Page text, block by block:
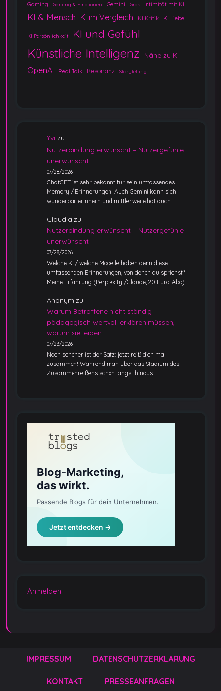
Gaming Gaming & Emotionen Gemini Grok Intimität mit KI
KI & Mensch KI im Vergleich KI Kritik KI Liebe
KI Persönlichkeit KI und Gefühl
Künstliche Intelligenz Nähe zu KI
OpenAI Real Talk Resonanz Storytelling
Yvi zu
Nutzerbindung erwünscht – Nutzergefühle
unerwünscht
07/28/2026
ChatGPT ist sehr bekannt für sein umfassendes
Memory / Erinnerungen. Auch Gemini kann sich
wunderbar erinnern und mittlerweile hat auch…
Claudia zu
Nutzerbindung erwünscht – Nutzergefühle
unerwünscht
07/28/2026
Welche KI / welche Modelle haben denn diese
umfassenden Erinnerungen, von denen du sprichst?
Meine Erfahrung (Perplexity /Claude, 20 Euro-Abo)…
Anonym zu
Warum Betroffene nicht ständig
pädagogisch wertvoll erklären müssen,
warum sie leiden
07/23/2026
Noch schöner ist der Satz: jetzt reiß dich mal
zusammen! Während man über das Stadium des
Zusammenreißens schon längst hinaus…
Anmelden
IMPRESSUM DATENSCHUTZERKLÄRUNG
KONTAKT PRESSEANFRAGEN